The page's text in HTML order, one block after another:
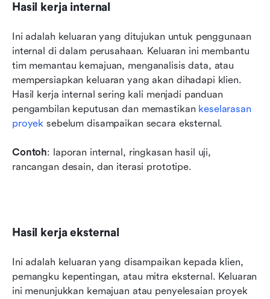
Hasil kerja internal
Ini adalah keluaran yang ditujukan untuk penggunaan
internal di dalam perusahaan. Keluaran ini membantu
tim memantau kemajuan, menganalisis data, atau
mempersiapkan keluaran yang akan dihadapi klien.
Hasil kerja internal sering kali menjadi panduan
pengambilan keputusan dan memastikan keselarasan
proyek sebelum disampaikan secara eksternal.
Contoh: laporan internal, ringkasan hasil uji,
rancangan desain, dan iterasi prototipe.
Hasil kerja eksternal
Ini adalah keluaran yang disampaikan kepada klien,
pemangku kepentingan, atau mitra eksternal. Keluaran
ini menunjukkan kemajuan atau penyelesaian proyek